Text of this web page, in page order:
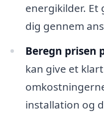
energikilder.
dig gennem
Beregn prisen
kan give et
installation og